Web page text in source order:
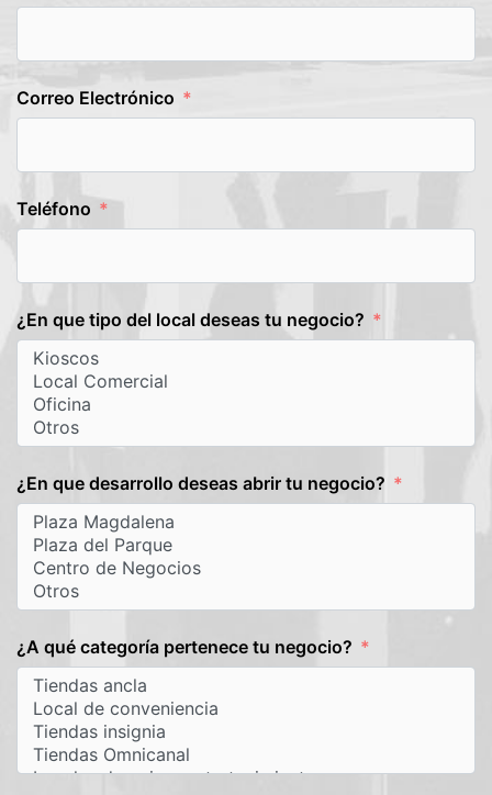
Correo Electrónico
Teléfono
¿En que tipo del local deseas tu negocio?
¿En que desarrollo deseas abrir tu negocio?
¿A qué categoría pertenece tu negocio?